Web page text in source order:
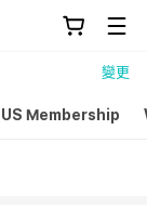
變更
US Membership